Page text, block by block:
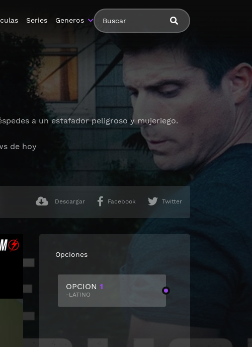
Series Generos
a un estafador peligroso y mujeriego.
de hoy
Descargar Facebook Twitter
Opciones
OPCION 1
-LATINO